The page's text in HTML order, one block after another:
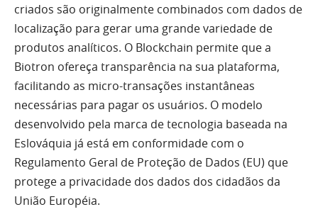
criados são originalmente combinados com dados de
localização para gerar uma grande variedade de
produtos analíticos. O Blockchain permite que a
Biotron ofereça transparência na sua plataforma,
facilitando as micro-transações instantâneas
necessárias para pagar os usuários. O modelo
desenvolvido pela marca de tecnologia baseada na
Eslováquia já está em conformidade com o
Regulamento Geral de Proteção de Dados (EU) que
protege a privacidade dos dados dos cidadãos da
União Européia.